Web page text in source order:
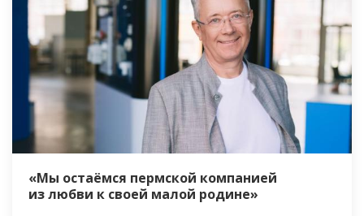
«Мы остаёмся пермской компанией
из любви к своей малой родине»